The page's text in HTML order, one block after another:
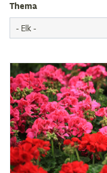
The­ma